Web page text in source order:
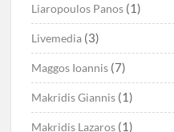
Liaropoulos Panos (1)
Livemedia (3)
Maggos Ioannis (7)
Makridis Giannis (1)
Makridis Lazaros (1)